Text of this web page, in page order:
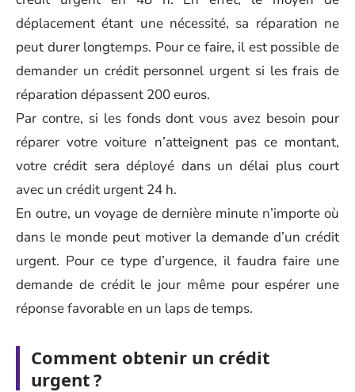
déplacement étant une nécessité, sa réparation ne
peut durer longtemps. Pour ce faire, il est possible de
demander un crédit personnel urgent si les frais de
réparation dépassent 200 euros.
Par contre, si les fonds dont vous avez besoin pour
réparer votre voiture n’atteignent pas ce montant,
votre crédit sera déployé dans un délai plus court
avec un crédit urgent 24 h.
En outre, un voyage de dernière minute n’importe où
dans le monde peut motiver la demande d’un crédit
urgent. Pour ce type d’urgence, il faudra faire une
demande de crédit le jour même pour espérer une
réponse favorable en un laps de temps.
Comment obtenir un crédit
urgent ?